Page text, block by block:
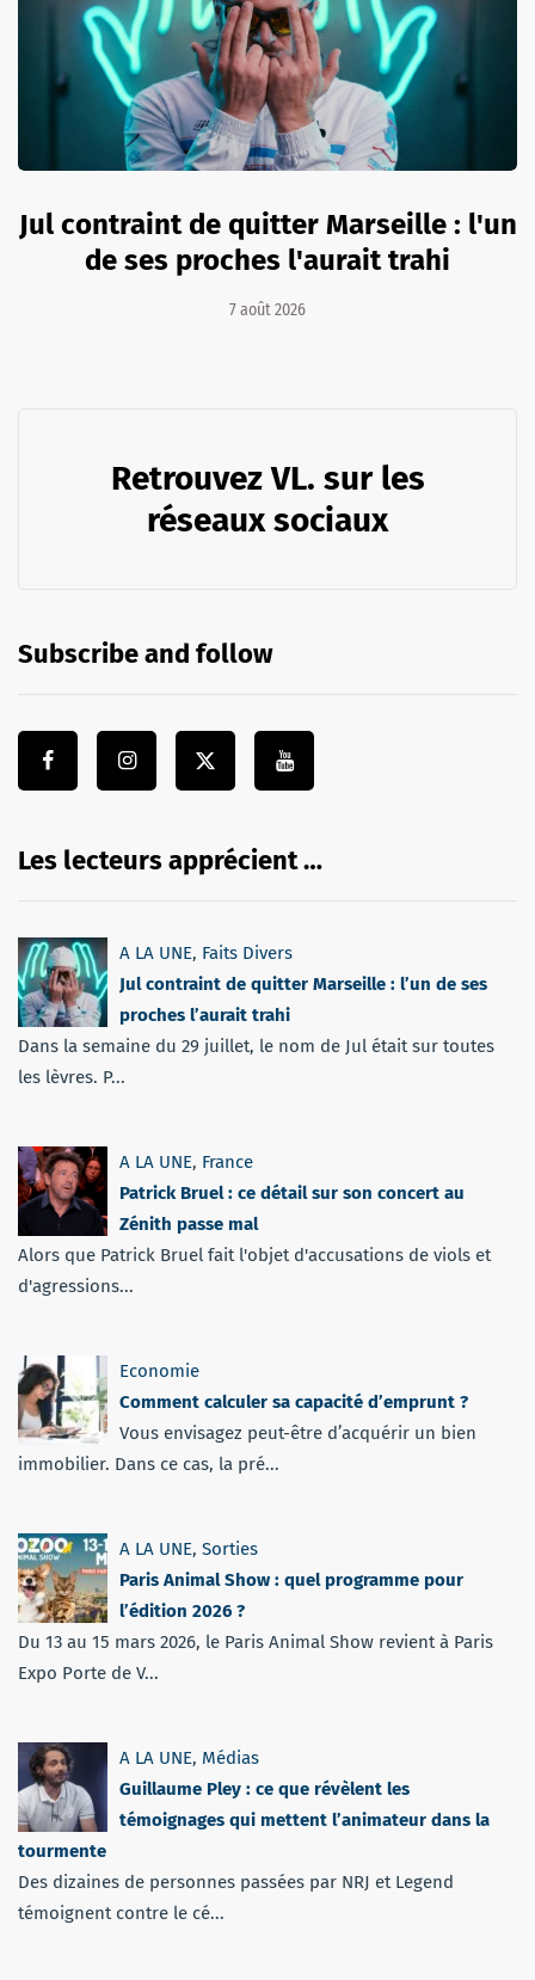
Jul contraint de quitter Marseille : l'un
de ses proches l'aurait trahi
7 août 2026
Retrouvez VL. sur les
réseaux sociaux
Subscribe and follow
Les lecteurs apprécient …
A LA UNE, Faits Divers
Jul contraint de quitter Marseille : l’un de ses
proches l’aurait trahi
Dans la semaine du 29 juillet, le nom de Jul était sur toutes
les lèvres. P...
A LA UNE, France
Patrick Bruel : ce détail sur son concert au
Zénith passe mal
Alors que Patrick Bruel fait l'objet d'accusations de viols et
d'agressions...
Economie
Comment calculer sa capacité d’emprunt ?
Vous envisagez peut-être d’acquérir un bien
immobilier. Dans ce cas, la pré...
A LA UNE, Sorties
Paris Animal Show : quel programme pour
l’édition 2026 ?
Du 13 au 15 mars 2026, le Paris Animal Show revient à Paris
Expo Porte de V...
A LA UNE, Médias
Guillaume Pley : ce que révèlent les
témoignages qui mettent l’animateur dans la
tourmente
Des dizaines de personnes passées par NRJ et Legend
témoignent contre le cé...